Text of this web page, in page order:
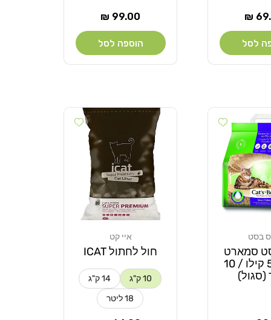
לסל
מחיר
99.00 ₪
הוספה לסל
Add wishlist
בסט
סמארט
לחתול 5 קילו / 10
(סגול)
Add wishlist
איי קט
חול לחתול ICAT
10 ק"ג
14 ק"ג
18 ליטר